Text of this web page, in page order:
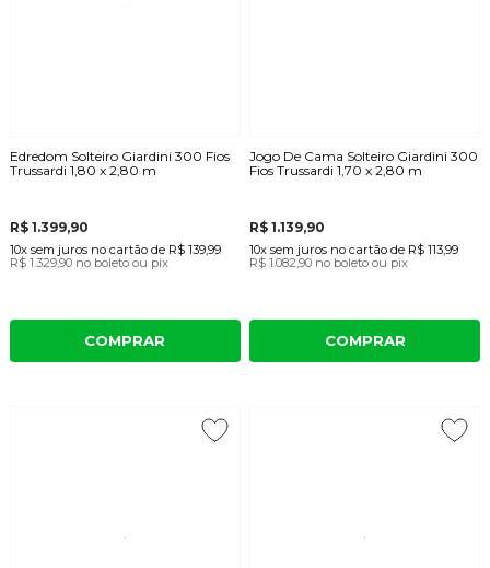
Edredom Solteiro Giardini 300 Fios
Trussardi 1,80 x 2,80 m
R$ 1.399,90
10x sem juros no cartãode R$ 139,99
R$ 1.329,90 no boleto ou pix
COMPRAR
Jogo De Cama Solteiro Giardini 300
Fios Trussardi 1,70 x 2,80 m
R$ 1.139,90
10x sem juros no cartão de R$ 113,99
R$ 1.082,90 no boleto ou pix
COMPRAR